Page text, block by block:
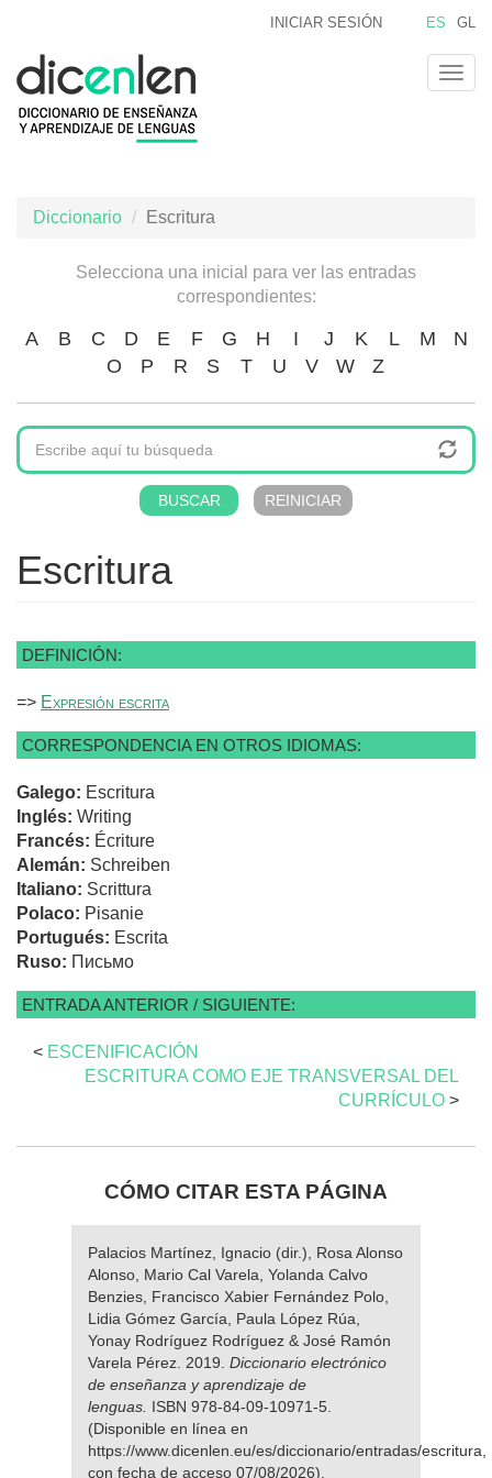
contenido
principal
ES GL
INICIAR SESIÓN
Diccionario Escritura
Selecciona una inicial para ver las entradas
correspondientes:
A B C D E F G H I J K L M
N
O
P R S T U V W Z
Escritura
DEFINICIÓN:
=> Expresión escrita
CORRESPONDENCIA EN OTROS IDIOMAS:
Galego: Escritura
Inglés: Writing
Francés: Écriture
Alemán: Schreiben
Italiano: Scrittura
Polaco: Pisanie
Portugués: Escrita
Ruso: Письмо
ENTRADA ANTERIOR / SIGUIENTE:
< ESCENIFICACIÓN
ESCRITURA COMO EJE TRANSVERSAL DEL
CURRÍCULO >
CÓMO CITAR ESTA PÁGINA
Palacios Martínez, Ignacio (dir.), Rosa Alonso
Alonso, Mario Cal Varela, Yolanda Calvo
Benzies, Francisco Xabier Fernández Polo,
Lidia Gómez García, Paula López Rúa,
Yonay Rodríguez Rodríguez & José Ramón
Varela Pérez. 2019. Diccionario electrónico
de enseñanza y aprendizaje de
lenguas. ISBN 978-84-09-10971-5.
(Disponible en línea en
https://www.dicenlen.eu/es/diccionario/entradas/escritura,
con fecha de acceso 07/08/2026).